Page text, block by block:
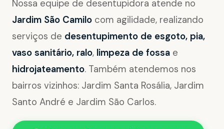
Nossa equipe de desentupidora atende no
Jardim São Camilo com agilidade, realizando
serviços de desentupimento de esgoto, pia,
vaso sanitário, ralo, limpeza de fossa e
hidrojateamento. Também atendemos nos
bairros vizinhos: Jardim Santa Rosália, Jardim
Santo André e Jardim São Carlos.